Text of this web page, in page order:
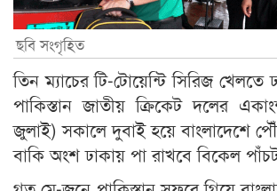
ছবি সংগৃহিত
তিন ম্যাচের টি-টোয়েন্টি সিরিজ খেলতে
পাকিস্তান জাতীয় ক্রিকেট দলের
জুলাই) সকালে দুবাই হয়ে বাংলাদেশে
বাকি অংশ ঢাকায় পা রাখবে বিকেল